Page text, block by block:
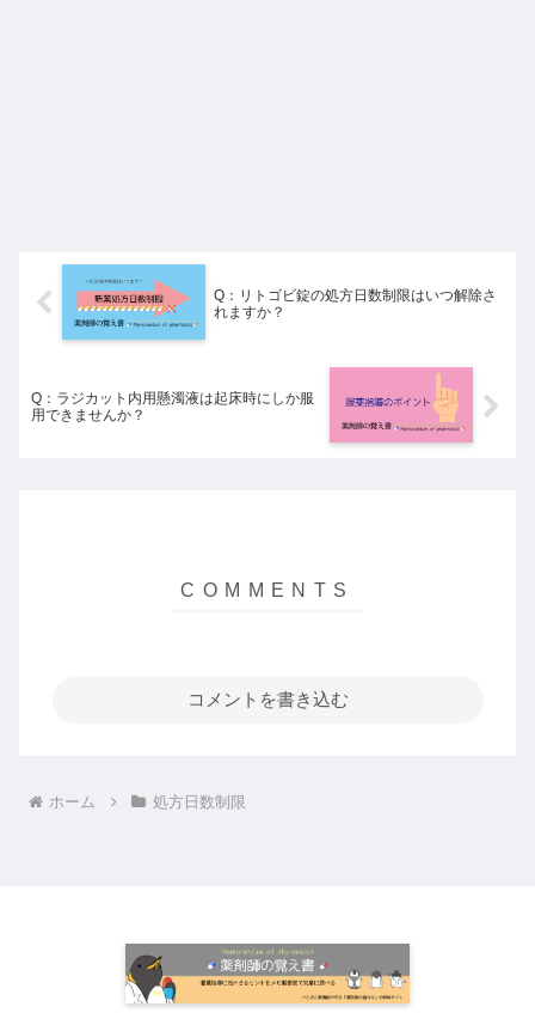
Q：リトゴビ錠の処方日数制限はいつ解除さ
れますか？
Q：ラジカット内用懸濁液は起床時にしか服
用できませんか？
コメントを書き込む
ホーム 処方日数制限